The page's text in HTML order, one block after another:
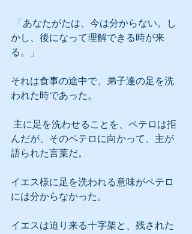
かし、後になって理解できる時が来
る。」
それは食事の途中で、弟子達の足を洗
われた時であった。
んだが、そのペテロに向かって、主が
語られた言葉だ。
イエス様に足を洗われる意味がペテロ
には分からなかった。
イエスは迫り来る十字架と、残された